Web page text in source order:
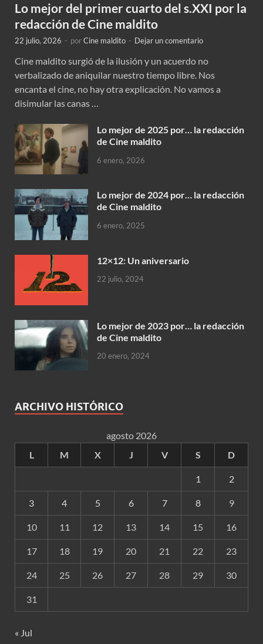
Lo mejor del primer cuarto del s.XXI por la
redacción de Cine maldito
22 julio, 2026 - porCine maldito - Dejar un comentario
Cine maldito surgió de la ilusión y un acuerdo no
verbalizado de aniquilar nuestro tiempo libre. Nos
encanta el cine, no hay otra explicación. No vamos a
disimular las canas …
Lo mejor de 2025 por… la redacción
de Cine maldito
6 enero, 2026
Lo mejor de 2024 por… la redacción
de Cine maldito
6 enero, 2025
12×12: Un aniversario
22 julio, 2024
Lo mejor de 2023 por… la redacción
de Cine maldito
20 enero, 2024
ARCHIVO HISTÓRICO
agosto 2026
L
M X J V S D
1 2
3 4 5 6 7 8 9
10 11 12 13 14 15 16
17 18 19 20 21 22 23
24 25 26 27 28 29 30
31
« Jul